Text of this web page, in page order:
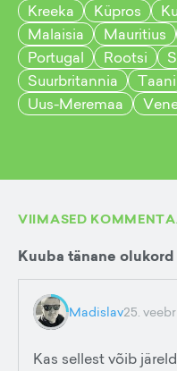
Kreeka
Küpros
Malaisia
Mauritius
Portugal
Rootsi
Suurbritannia
Taani
Uus-Meremaa
VIIMASED
Kuuba tänane olukord
Madislav25.
Kas sellest võib